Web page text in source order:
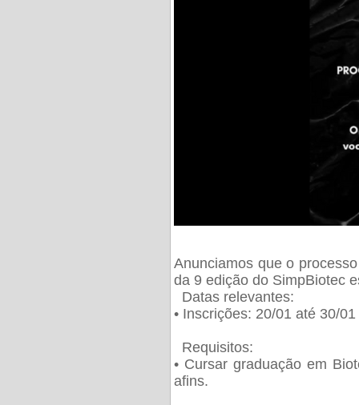
Anunciamos que o
da 9 edição do SimpBiotec
Datas relevantes:
• Inscrições: 20/01 até 30/01
Requisitos:
• Cursar graduação em
afins.